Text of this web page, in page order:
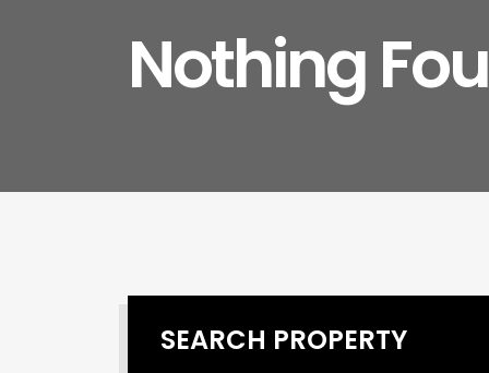
Nothing
SEARCH PROPERTY